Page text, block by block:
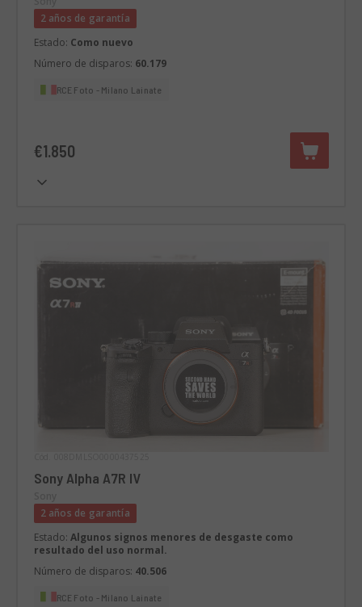
2 años de garantía
Estado: Como nuevo
Número de disparos: 60.179
RCE Foto - Milano Lainate
€1.850
Sony Alpha A7R IV
2 años de garantía
Estado: Algunos signos menores de desgaste como
resultado del uso normal.
Número de disparos: 40.506
RCE Foto - Milano Lainate